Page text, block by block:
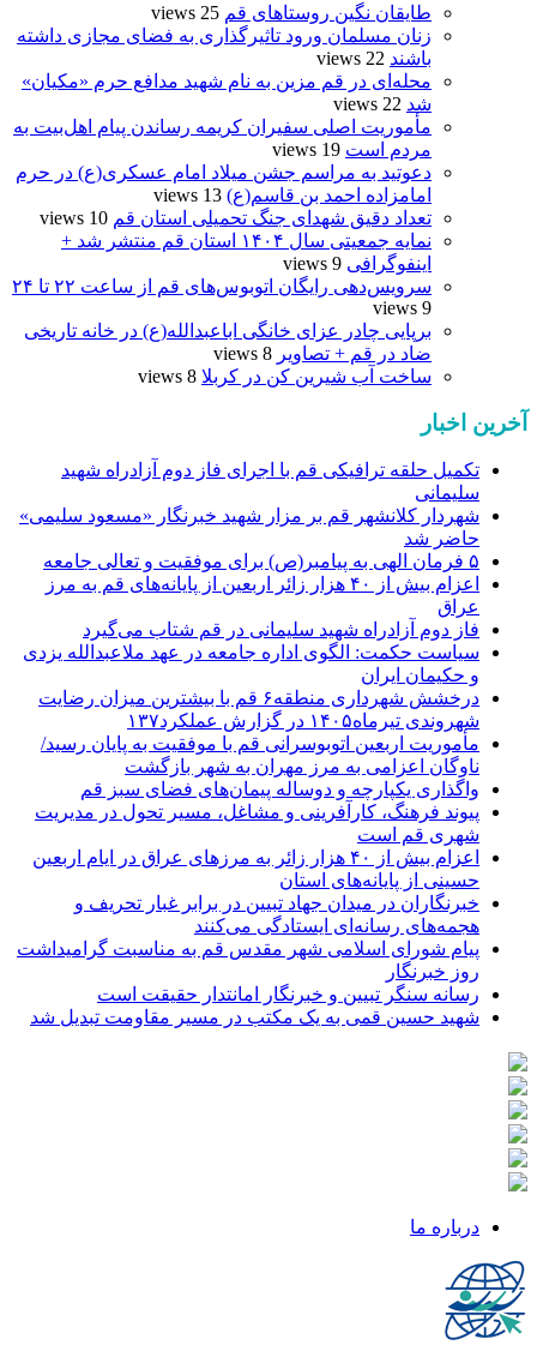
طایقان نگین روستاهای قم 25 views
زنان مسلمان ورود تاثیرگذاری به فضای مجازی داشته
باشند 22 views
محله‌ای در قم مزین به نام شهید مدافع حرم «مکیان»
شد 22 views
مأموریت اصلی سفیران کریمه رساندن پیام اهل‌بیت به
مردم است 19 views
دعوتید به مراسم جشن میلاد امام عسکری(ع) در حرم
امامزاده احمد بن قاسم(ع) 13 views
تعداد دقیق شهدای جنگ تحمیلی استان قم 10 views
نمایه جمعیتی سال ۱۴۰۴ استان قم منتشر شد +
اینفوگرافی 9 views
سرویس‌دهی رایگان اتوبوس‌های قم از ساعت ۲۲ تا ۲۴
9 views
برپایی چادر عزای خانگی اباعبدالله(ع) در خانه تاریخی
ضاد در قم + تصاویر 8 views
ساخت آب شیرین کن در کربلا 8 views
آخرین اخبار
تکمیل حلقه ترافیکی قم با اجرای فاز دوم آزادراه شهید
سلیمانی
شهردار کلانشهر قم بر مزار شهید خبرنگار «مسعود سلیمی»
حاضر شد
۵ فرمان الهی به پیامبر(ص) برای موفقیت و تعالی جامعه
اعزام بیش از ۴۰ هزار زائر اربعین از پایانه‌های قم به مرز
عراق
فاز دوم آزادراه شهید سلیمانی در قم شتاب می‌گیرد
سیاست حکمت: الگوی اداره جامعه در عهد ملاعبدالله یزدی
و حکیمان ایران
درخشش شهرداری منطقه۶ قم با بیشترین میزان رضایت
شهروندی تیرماه۱۴۰۵ در گزارش عملکرد۱۳۷
مأموریت اربعین اتوبوسرانی قم با موفقیت به پایان رسید/
ناوگان اعزامی به مرز مهران به شهر بازگشت
واگذاری یکپارچه و دوساله پیمان‌های فضای سبز قم
پیوند فرهنگ، کارآفرینی و مشاغل، مسیر تحول در مدیریت
شهری قم است
اعزام بیش از ۴۰ هزار زائر به مرزهای عراق در ایام اربعین
حسینی از پایانه‌های استان
خبرنگاران در میدان جهاد تبیین در برابر غبار تحریف و
هجمه‌های رسانه‌ای ایستادگی می‌کنند
پیام شورای اسلامی شهر مقدس قم به مناسبت گرامیداشت
روز خبرنگار
رسانه سنگر تبیین و خبرنگار امانتدار حقیقت است
شهید حسین قمی به یک مکتب در مسیر مقاومت تبدیل شد
درباره ما